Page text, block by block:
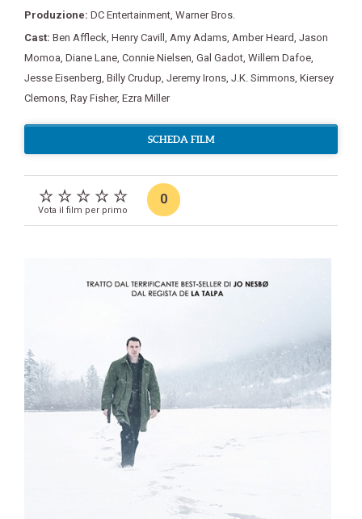
Produzione: DC Entertainment, Warner Bros.
Cast: Ben Affleck, Henry Cavill , Amy Adams, Amber Heard, Jason
Momoa, Diane Lane, Connie Nielsen, Gal Gadot, Willem Dafoe,
Jesse Eisenberg, Billy Crudup, Jeremy Irons, J.K. Simmons, Kiersey
Clemons, Ray Fisher, Ezra Miller
SCHEDA FILM
Vota il film per primo
0